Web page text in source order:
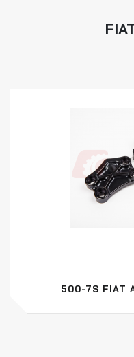
500-7S FIAT